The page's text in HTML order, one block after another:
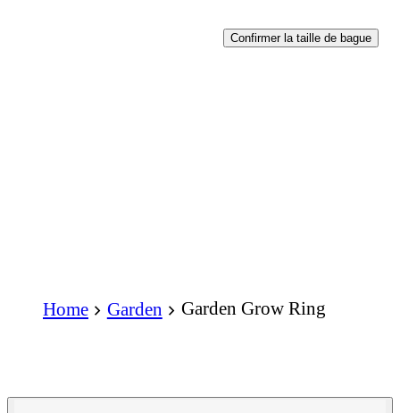
Confirmer la taille de bague
Home Garden Garden Grow Ring